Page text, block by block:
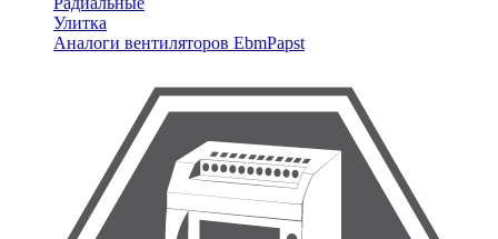
Улитка
Аналоги вентиляторов EbmPapst